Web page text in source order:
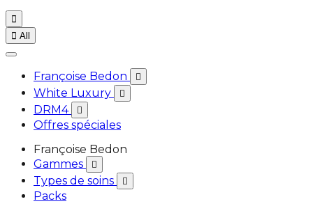

 All
Françoise Bedon 
White Luxury 
DRM4 
Offres spéciales
Françoise Bedon
Gammes

Types de soins 
Packs